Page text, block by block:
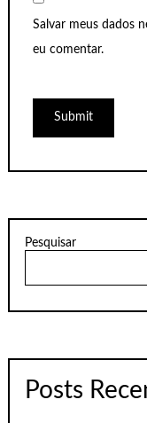
Salvar meus dados
eu comentar.
Pesquisar
Posts